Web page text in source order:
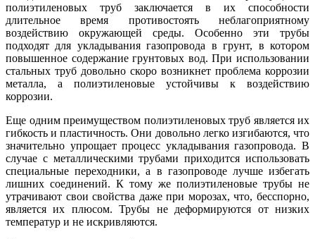
полиэтиленовых труб заключается в их способности
длительное время противостоять неблагоприятному
воздействию окружающей среды. Особенно эти трубы
подходят для укладывания газопровода в грунт, в котором
повышенное содержание грунтовых вод. При использовании
стальных труб довольно скоро возникнет проблема коррозии
металла, а полиэтиленовые устойчивы к воздействию
коррозии.
Еще одним преимуществом полиэтиленовых труб является их
гибкость и пластичность. Они довольно легко изгибаются, что
значительно упрощает процесс укладывания газопровода. В
случае с металлическими трубами приходится использовать
специальные переходники, а в газопроводе лучше избегать
лишних соединений. К тому же полиэтиленовые трубы не
утрачивают свои свойства даже при морозах, что, бесспорно,
является их плюсом. Трубы не деформируются от низких
температур и не искривляются.